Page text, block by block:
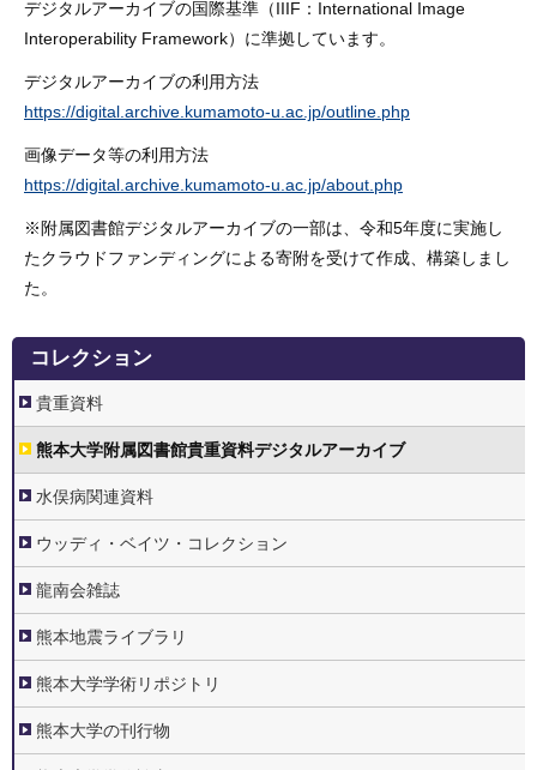
デジタルアーカイブの国際基準（IIIF：International Image
Interoperability Framework）に準拠しています。
デジタルアーカイブの利用方法
https://digital.archive.kumamoto-u.ac.jp/outline.php
画像データ等の利用方法
https://digital.archive.kumamoto-u.ac.jp/about.php
※附属図書館デジタルアーカイブの一部は、令和5年度に実施し
たクラウドファンディングによる寄附を受けて作成、構築しまし
た。
4.
レ
ク
シ
ョ
ン
コレクション
貴重資料
熊本大学附属図書館貴重資料デジタルアーカイブ
水俣病関連資料
ウッディ・ベイツ・コレクション
龍南会雑誌
熊本地震ライブラリ
熊本大学学術リポジトリ
熊本大学の刊行物